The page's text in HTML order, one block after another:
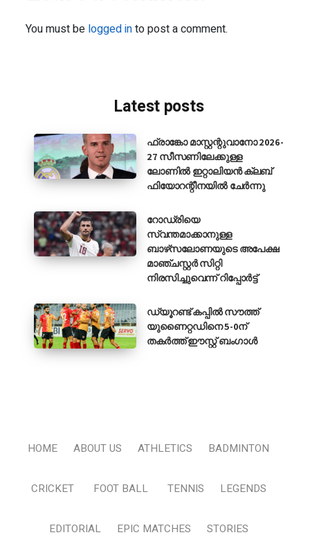
You must be logged into post a comment.
Latest posts
ഫ്രാങ്കോ മാസ്റ്റന്റുവാനോ 2026-
27 സീസണിലേക്കുള്ള
ലോണിൽ ഇറ്റാലിയൻ ക്ലബ്
ഫിയോറന്റീനയിൽ ചേർന്നു
റോഡ്രിയെ
സ്വന്തമാക്കാനുള്ള
ബാഴ്‌സലോണയുടെ അപേക്ഷ
മാഞ്ചസ്റ്റർ സിറ്റി
നിരസിച്ചുവെന്ന് റിപ്പോർട്ട്
ഡ്യൂറണ്ട് കപ്പിൽ സൗത്ത്
യുണൈറ്റഡിനെ 5-0ന്
തകർത്ത് ഈസ്റ്റ് ബംഗാൾ
HOME ABOUT US ATHLETICS BADMINTON
CRICKET FOOT BALL TENNIS LEGENDS
EDITORIAL EPIC MATCHES STORIES